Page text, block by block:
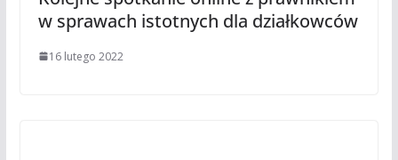
w sprawach istotnych dla działkowców
16 lutego 2022